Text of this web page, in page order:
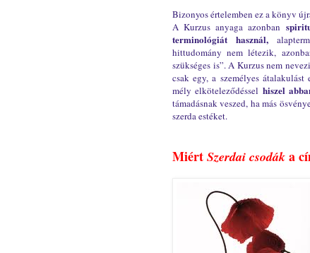
Bizonyos értelemben ez a könyv
A Kurzus anyaga azonban
terminológiát használ,
hittudomány nem létezik,
szükséges is”. A Kurzus nem
csak egy, a személyes
mély elköteleződéssel hiszel
támadásnak veszed, ha más
szerda estéket.
Miért Szerdai csodák a